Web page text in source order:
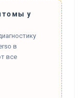
у
в
все